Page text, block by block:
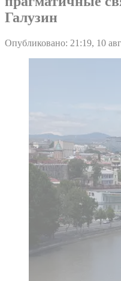
Галузин
Опубликовано: 21:19, 10